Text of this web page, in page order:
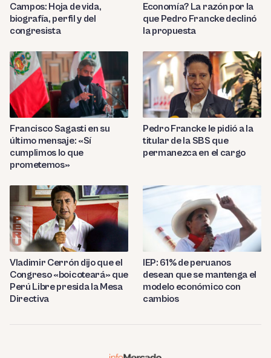
Campos: Hoja de vida,
biografía, perfil y del
congresista
Economía? La razón por la
que Pedro Francke declinó
la propuesta
Francisco Sagasti en su
último mensaje: «Sí
cumplimos lo que
prometemos»
Pedro Francke le pidió a la
titular de la SBS que
permanezca en el cargo
Vladimir Cerrón dijo que el
Congreso «boicoteará» que
Perú Libre presida la Mesa
Directiva
IEP: 61% de peruanos
desean que se mantenga el
modelo económico con
cambios